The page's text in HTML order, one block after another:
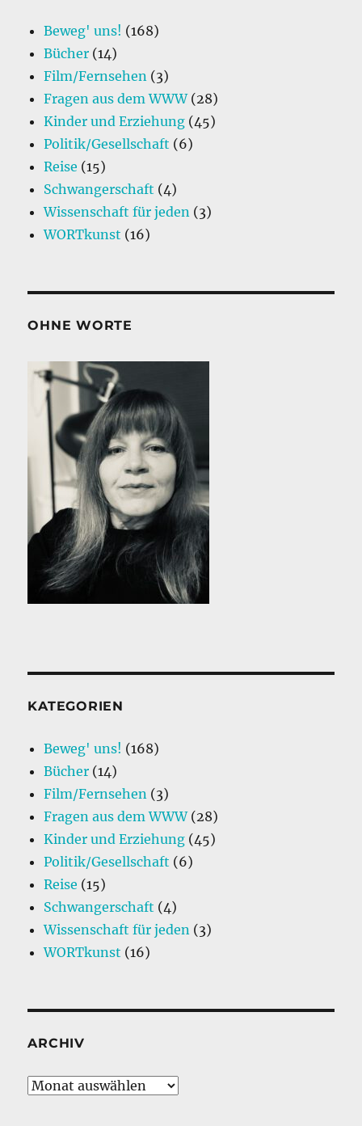
Beweg' uns! (168)
Bücher (14)
Film/Fernsehen (3)
Fragen aus dem WWW(28)
Kinder und Erziehung (45)
Politik/Gesellschaft (6)
Reise (15)
Schwangerschaft (4)
Wissenschaft für jeden (3)
WORTkunst (16)
OHNE WORTE
KATEGORIEN
Beweg' uns! (168)
Bücher (14)
Film/Fernsehen (3)
Fragen aus dem WWW(28)
Kinder und Erziehung (45)
Politik/Gesellschaft (6)
Reise (15)
Schwangerschaft (4)
Wissenschaft für jeden (3)
WORTkunst (16)
ARCHIV
Archiv